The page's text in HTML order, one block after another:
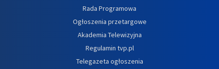
Rada Programowa
Ogłoszenia przetargowe
Akademia Telewizyjna
Regulamin tvp.pl
Telegazeta ogłoszenia